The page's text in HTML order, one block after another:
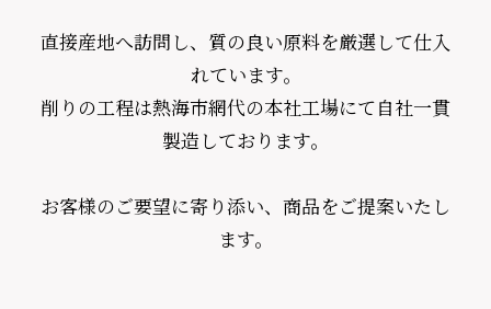
直接産地へ訪問し、質の良い原料を厳選して仕入
れています。
削りの工程は熱海市網代の本社工場にて自社一貫
製造しております。
お客様のご要望に寄り添い、商品をご提案いたし
ます。